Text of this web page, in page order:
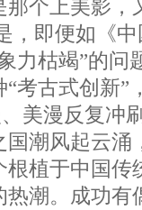
个上美影，
即便如《中
力枯竭”的问
考古式创新”
漫反复冲
潮风起云涌
植于中国传
潮。成功有